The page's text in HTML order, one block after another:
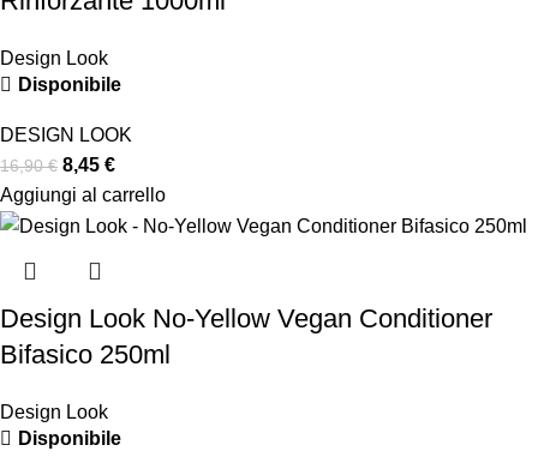
Design Look
Disponibile
DESIGN LOOK
16,90€ 8,45 €
Aggiungi al carrello
Design Look No-Yellow Vegan Conditioner
Bifasico 250ml
Design Look
Disponibile